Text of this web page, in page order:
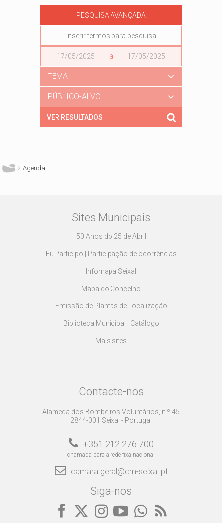
PESQUISA AVANÇADA
a
Data
TEMA
PÚBLICO-ALVO
Agenda
Sites Municipais
50 Anos do 25 de Abril
Eu Participo | Participação de ocorrências
Infomapa Seixal
Mapa do Concelho
Emissão de Plantas de Localização
Biblioteca Municipal | Catálogo
Mais sites
Contacte-nos
Alameda dos Bombeiros Voluntários, n.º 45
2844-001 Seixal - Portugal
+351 212 276 700
chamada para a rede fixa nacional
camara.geral@cm-seixal.pt
Siga-nos